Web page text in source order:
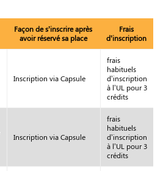
Façon de s’inscrire après
avoir réservé sa place
Frais
d’inscription
Inscription via Capsule
frais
habituels
d’inscription
à l’UL pour 3
crédits
Inscription via Capsule
frais
habituels
d’inscription
à l’UL pour 3
crédits